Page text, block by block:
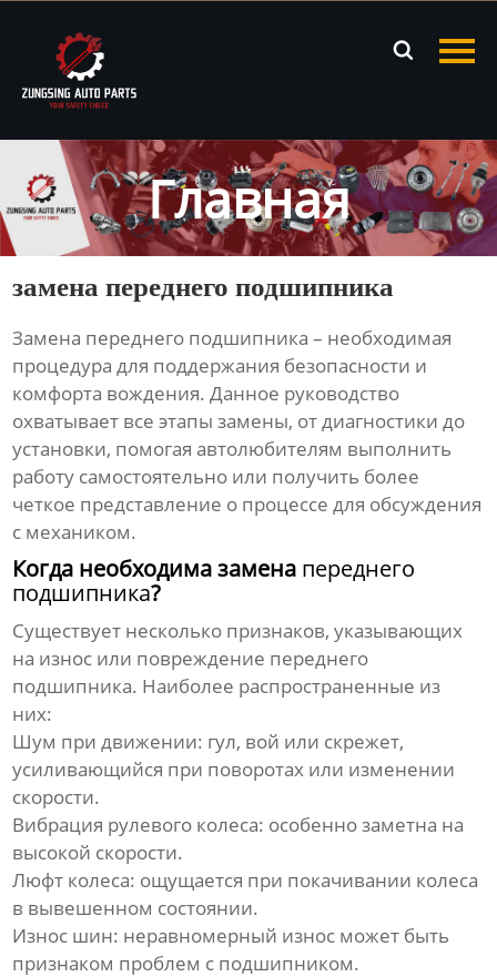

Продукция
Новости
О нас
Контакты
Главная
замена переднего подшипника
Замена переднего подшипника – необходимая
процедура для поддержания безопасности и
комфорта вождения. Данное руководство
охватывает все этапы замены, от диагностики до
установки, помогая автолюбителям выполнить
работу самостоятельно или получить более
четкое представление о процессе для обсуждения
с механиком.
Когда необходима замена переднего
подшипника?
Существует несколько признаков, указывающих
на износ или повреждение переднего
подшипника. Наиболее распространенные из
них:
Шум при движении: гул, вой или скрежет,
усиливающийся при поворотах или изменении
скорости.
Вибрация рулевого колеса: особенно заметна на
высокой скорости.
Люфт колеса: ощущается при покачивании колеса
в вывешенном состоянии.
Износ шин: неравномерный износ может быть
признаком проблем с подшипником.